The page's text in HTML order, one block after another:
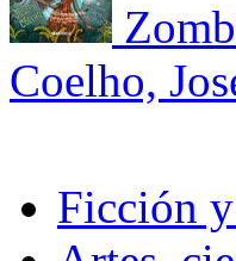
Coelho,
Ficción